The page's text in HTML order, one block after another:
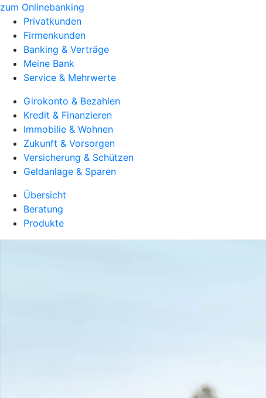
zum Onlinebanking
Privatkunden
Firmenkunden
Banking & Verträge
Meine Bank
Service & Mehrwerte
Girokonto & Bezahlen
Kredit & Finanzieren
Immobilie & Wohnen
Zukunft & Vorsorgen
Versicherung & Schützen
Geldanlage & Sparen
Übersicht
Beratung
Produkte